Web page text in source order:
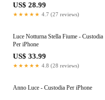
US$ 28.99
★★★★★ 4.7 (27 reviews)
Luce Notturna Stella Fiume - Custodia
Per iPhone
US$ 33.99
★★★★★ 4.8 (28 reviews)
Anno Luce - Custodia Per iPhone